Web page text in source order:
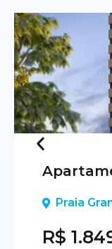
PreviousPraia
R$